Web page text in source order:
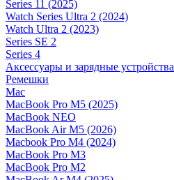
Series 11 (2025)
Watch Series Ultra 2 (2024)
Watch Ultra 2 (2023)
Series SE 2
Series 4
Аксессуары и зарядные устройства
Ремешки
Mac
MacBook Pro M5 (2025)
MacBook NEO
MacBook Air M5 (2026)
Macbook Pro M4 (2024)
MacBook Pro M3
MacBook Pro M2